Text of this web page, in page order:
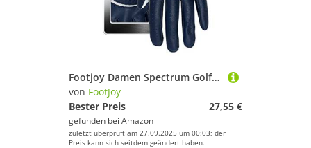
Footjoy Damen Spectrum Golf Handschuh, L blau
von FootJoy
Bester Preis
27,55 €
gefunden bei Amazon
zuletzt überprüft am 27.09.2025 um 00:03; der
Preis kann sich seitdem geändert haben.